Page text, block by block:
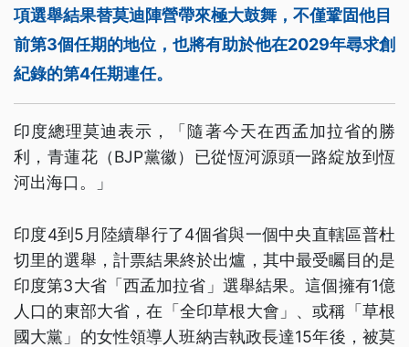
項選舉結果替莫迪陣營帶來極大鼓舞，不僅鞏固他目
前第3個任期的地位，也將有助於他在2029年尋求創
紀錄的第4任期連任。
印度總理莫迪表示，「隨著今天在西孟加拉省的勝
利，青蓮花（BJP黨徽）已從恆河源頭一路綻放到恆
河出海口。」
印度4到5月陸續舉行了4個省與一個中央直轄區普杜
切里的選舉，計票結果終於出爐，其中最受矚目的是
印度第3大省「西孟加拉省」選舉結果。這個擁有1億
人口的東部大省，在「全印草根大會」、或稱「草根
國大黨」的女性領導人班納吉執政長達15年後，被莫